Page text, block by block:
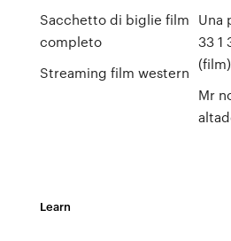
Sacchetto di biglie film
completo
Streaming film western
Una
33 1
(film)
Mr
Learn